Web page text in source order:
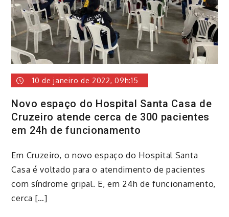
10 de janeiro de 2022, 09h:15
Novo espaço do Hospital Santa Casa de
Cruzeiro atende cerca de 300 pacientes
em 24h de funcionamento
Em Cruzeiro, o novo espaço do Hospital Santa
Casa é voltado para o atendimento de pacientes
com síndrome gripal. E, em 24h de funcionamento,
cerca […]